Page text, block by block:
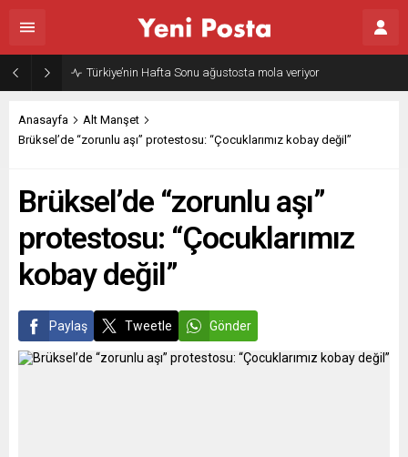
Türkiye’nin Hafta Sonu ağustosta mola veriyor
Anasayfa
Alt Manşet
Brüksel’de “zorunlu aşı” protestosu: “Çocuklarımız kobay değil”
Brüksel’de “zorunlu aşı”
protestosu: “Çocuklarımız
kobay değil”
Paylaş Tweetle Gönder